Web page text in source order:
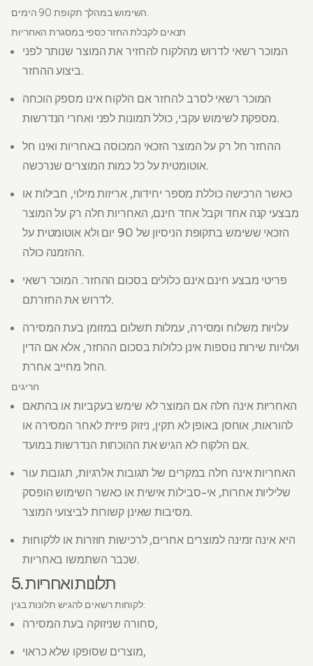
השימוש במהלך תקופת 90 הימים.
תנאים לקבלת החזר כספי במסגרת האחריות
המוכר רשאי לדרוש מהלקוח להחזיר את המוצר שנותר לפני
ביצוע ההחזר.
המוכר רשאי לסרב להחזר אם הלקוח אינו מספק הוכחה
מספקת לשימוש עקבי, כולל תמונות לפני ואחרי הנדרשות.
ההחזר חל רק על המוצר הזכאי המכוסה באחריות ואינו חל
אוטומטית על כל כמות המוצרים שנרכשה.
כאשר הרכישה כוללת מספר יחידות, אריזות מילוי, חבילות או
מבצעי קנה אחד וקבל אחד חינם, האחריות חלה רק על המוצר
הזכאי ששימש בתקופת הניסיון של 90 יום ולא אוטומטית על
ההזמנה כולה.
פריטי מבצע חינם אינם כלולים בסכום ההחזר. המוכר רשאי
לדרוש את החזרתם.
עלויות משלוח ומסירה, עמלות תשלום במזומן בעת המסירה
ועלויות שירות נוספות אינן כלולות בסכום ההחזר, אלא אם הדין
החל מחייב אחרת.
חריגים
האחריות אינה חלה אם המוצר לא שימש בעקביות או בהתאם
להוראות, אוחסן באופן לא תקין, ניזוק פיזית לאחר המסירה או
אם הלקוח לא הגיש את ההוכחות הנדרשות במועד.
האחריות אינה חלה במקרים של תגובות אלרגיות, תגובות עור
שליליות אחרות, אי-סבילות אישית או כאשר השימוש הופסק
מסיבות שאינן קשורות לביצועי המוצר.
היא אינה זמינה למוצרים אחרים, לרכישות חוזרות או ללקוחות
שכבר השתמשו באחריות.
5. תלונות ואחריות
לקוחות רשאים להגיש תלונות בגין:
סחורה שניזוקה בעת המסירה,
מוצרים שסופקו שלא כראוי,